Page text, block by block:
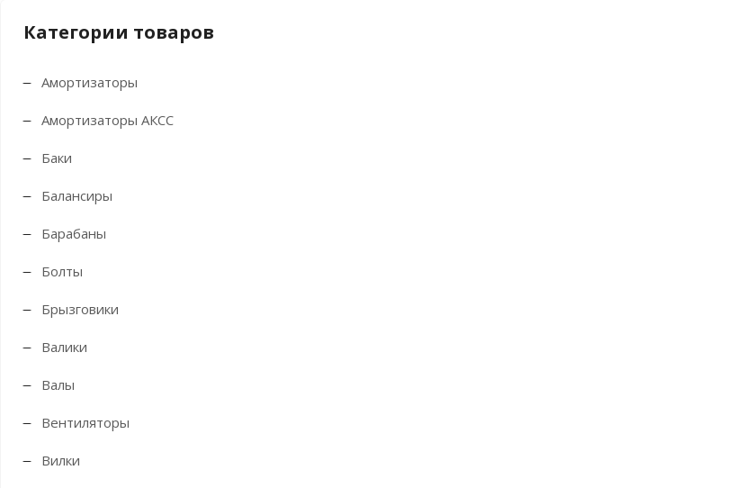
Категории товаров
Амортизаторы
Амортизаторы АКСС
Баки
Балансиры
Барабаны
Болты
Брызговики
Валики
Валы
Вентиляторы
Вилки